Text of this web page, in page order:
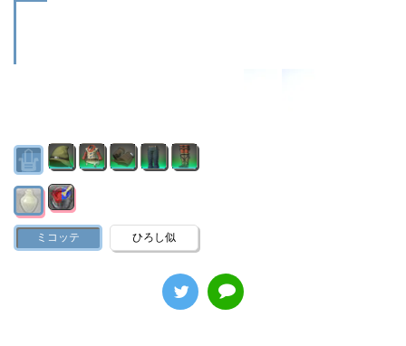
ミコッテ ひろし似